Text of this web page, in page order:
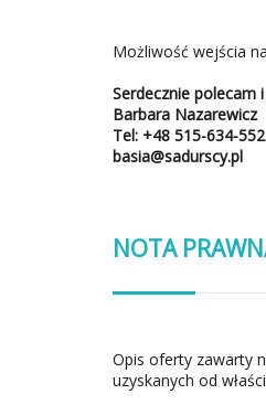
Możliwość wejścia
Serdecznie polecam
Barbara Nazarewicz
Tel: +48 515-634-552
basia@sadurscy.pl
NOTA
Opis oferty zawarty
uzyskanych od